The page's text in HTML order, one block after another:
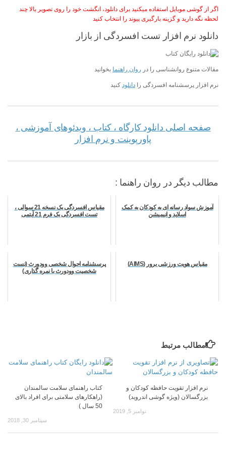
اگر از گوشی موبایل استفاده میکنید برای دانلود، انگشت خود را روی تصویر بالا چند
لحظه نگه دارید و گزینه بارگیری پیوند را انتخاب کنید
دانلود نرم افزار تست افسردگی از بازار
مقالات متنوع روانشناسی را در روان راهنما بخوانید
نرم افزار پرسشنامه افسردگی را دانلود کنید
صفحه اصلی دانلود کارگاه ، کتاب ، ویدئوهای آموزشی ،
پاورپوینت و نرم افزار
مطالب دیگر در روان راهنما :
آموزش سواد رسانه ای به کودکان به کمک
اسلاید و انیمیشن
مقیاس افسردگی بک نسخه 21 سوالی ،
تست افسردگی بک فرم 21 آیتمی
مقیاس هویت ورزشی برور (AIMS)
پرسشنامه احوال شخصی وودورث (تست
شخصیت وودورث با نمره گذاری)
مطالب مرتبط
کتاب راهنمای سلامت سالمندان
(راهکارهای سلامتی برای افراد بالای
50 سال )
سپتامبر 30, 2018
نرم افزار تقویت حافظه کودکان و
بزرگسالان (ویژه گوشی اندروید)
نوامبر 5, 2019